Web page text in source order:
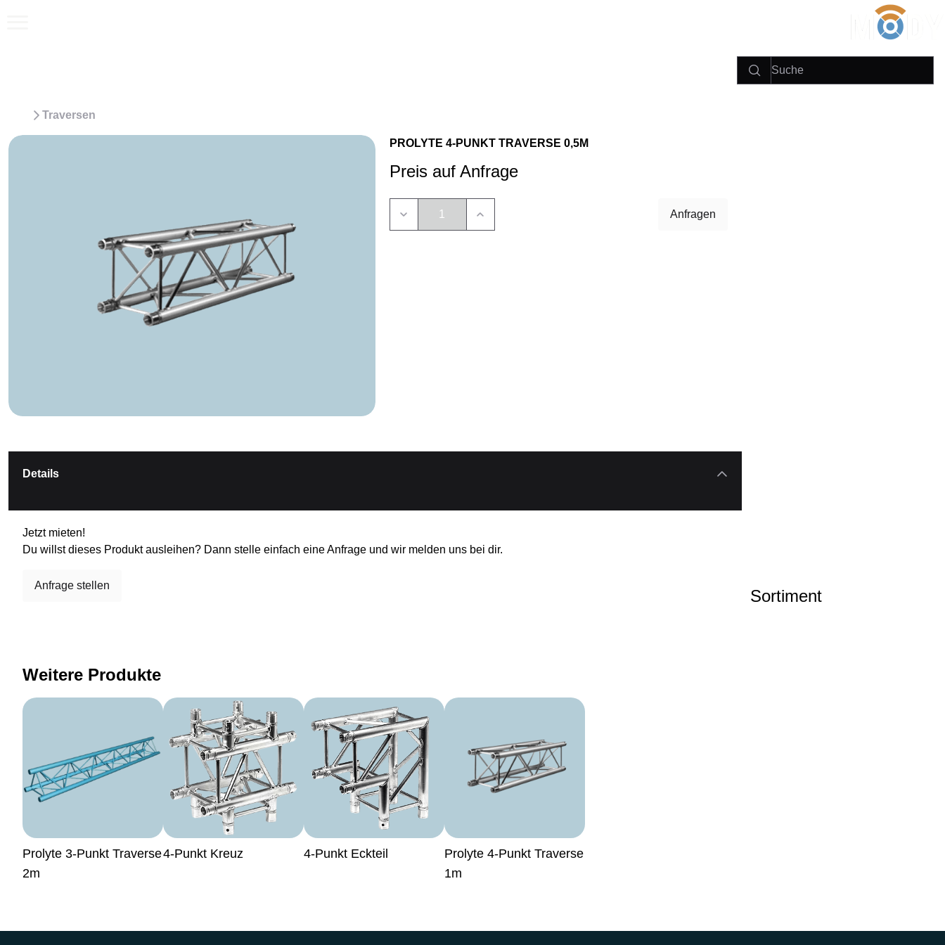
Traversen
PROLYTE 4-PUNKT TRAVERSE 0,5M
Preis auf Anfrage
Anfragen
Details
Jetzt mieten!
Du willst dieses Produkt ausleihen? Dann stelle einfach eine Anfrage und wir melden uns bei dir.
Anfrage stellen
Weitere Produkte
Prolyte 3-Punkt Traverse
2m
4-Punkt Kreuz 4-Punkt Eckteil
Prolyte 4-Punkt Traverse
1m
Sortiment